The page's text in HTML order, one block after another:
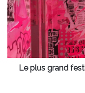
festival
de
street
art
de
France
Le plus grand